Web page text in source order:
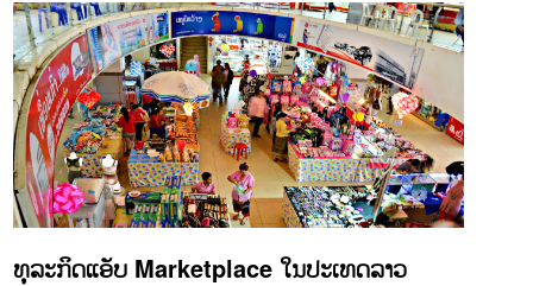
ທຸລະກິດແອັບ Marketplace ໃນປະເທດລາວ